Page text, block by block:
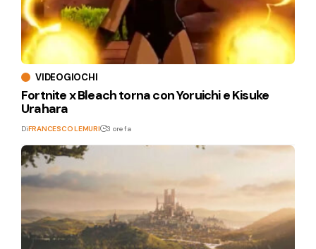
VIDEOGIOCHI
Fortnite x Bleach torna con Yoruichi e Kisuke
Urahara
DiFRANCESCO LEMURI 3 ore fa